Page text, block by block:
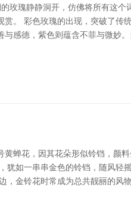
玫瑰静静洞开，仿佛将所有这个
。 彩色玫瑰的出现，突破了传
感德，紫色则蕴含不菲与微妙
蝉花，因其花朵形似铃铛，颜料
犹如一串串金色的铃铛，随风轻
，金铃花时常成为总共靓丽的风